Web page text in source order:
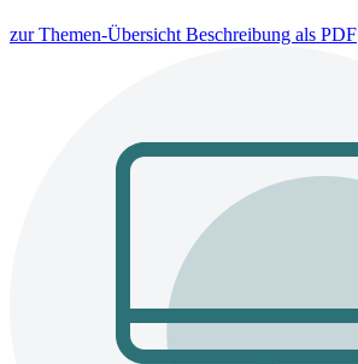
zur Themen-Übersicht Beschreibung als PDF